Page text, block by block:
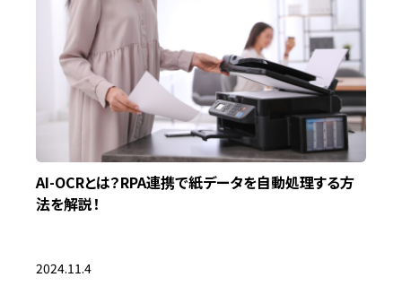
AI-OCRとは？RPA連携で紙データを自動処理する方
法を解説！
2024.11.4